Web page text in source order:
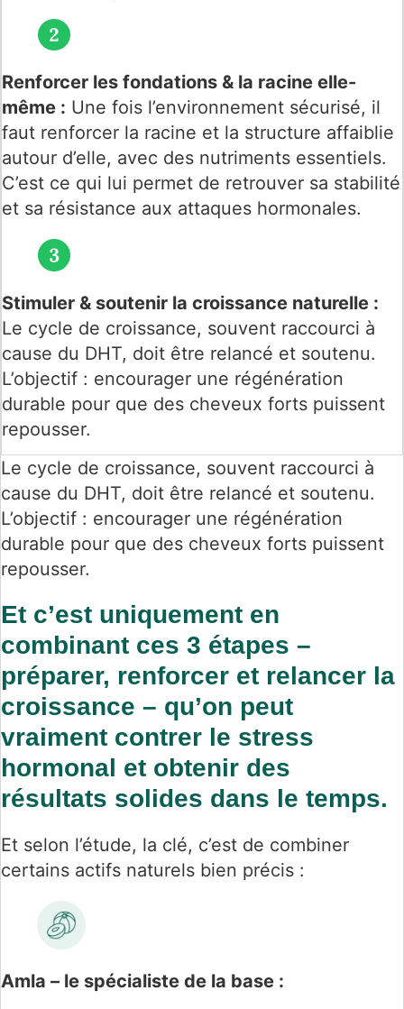
Renforcer les fondations & la racine elle-
même : Une fois l’environnement sécurisé, il
faut renforcer la racine et la structure affaiblie
autour d’elle, avec des nutriments essentiels.
C’est ce qui lui permet de retrouver sa stabilité
et sa résistance aux attaques hormonales.
Stimuler & soutenir la croissance naturelle :
Le cycle de croissance, souvent raccourci à
cause du DHT, doit être relancé et soutenu.
L’objectif : encourager une régénération
durable pour que des cheveux forts puissent
repousser.
Le cycle de croissance, souvent raccourci à
cause du DHT, doit être relancé et soutenu.
L’objectif : encourager une régénération
durable pour que des cheveux forts puissent
repousser.
Et c’est uniquement en
combinant ces 3 étapes –
préparer, renforcer et relancer la
croissance – qu’on peut
vraiment contrer le stress
hormonal et obtenir des
résultats solides dans le temps.
Et selon l’étude, la clé, c’est de combiner
certains actifs naturels bien précis :
Amla – le spécialiste de la base :